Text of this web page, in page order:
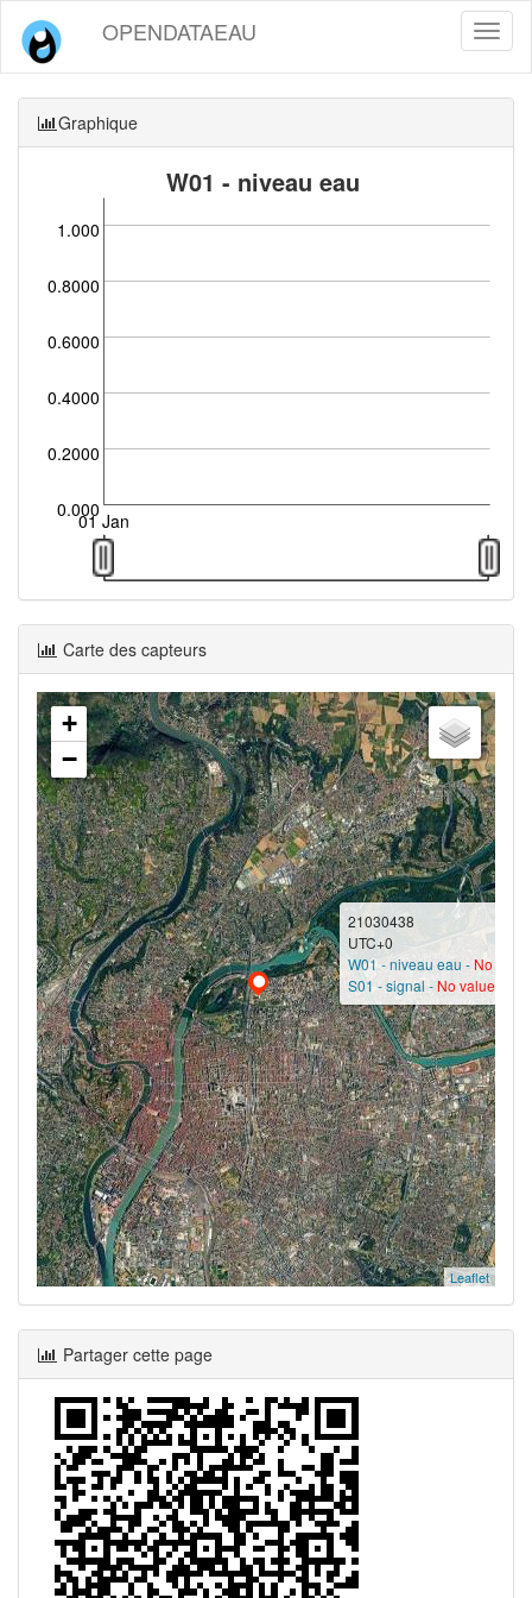
OPENDATAEAU
Graphique
W01 - niveau eau
0.000
0.2000
0.4000
0.6000
0.8000
1.000
01 Jan
Carte des capteurs
21030438
UTC+0
W01 - niveau eau -No
S01 - signal -No value?
+
−
Leaflet
Partager cette page